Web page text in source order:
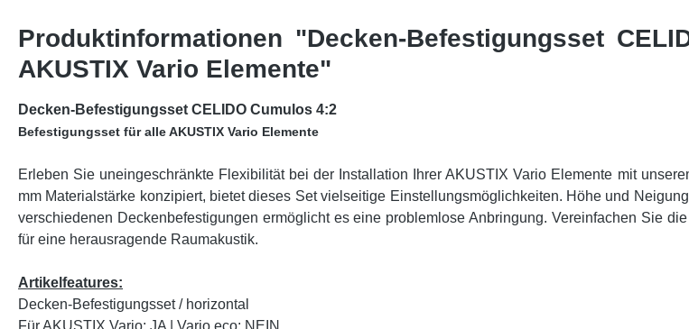
Produktinformationen "Decken-Befestigungsset
AKUSTIX Vario Elemente"
Decken-Befestigungsset CELIDO Cumulos 4:2
Befestigungsset für alle AKUSTIX Vario Elemente
Erleben Sie uneingeschränkte Flexibilität bei der Installation Ihrer AKUSTIX Vario Elemente mit
mm Materialstärke konzipiert, bietet dieses Set vielseitige Einstellungsmöglichkeiten. Höhe und
verschiedenen Deckenbefestigungen ermöglicht es eine problemlose Anbringung. Vereinfachen Sie
für eine herausragende Raumakustik.
Artikelfeatures:
Decken-Befestigungsset / horizontal
Für AKUSTIX Vario: JA | Vario eco: NEIN